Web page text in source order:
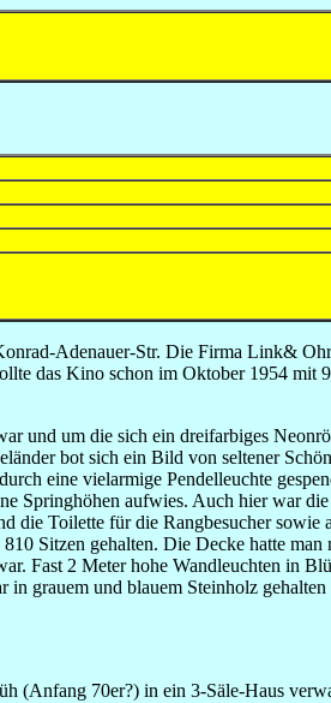
Adenauer-Str. Die Firma Link&
das Kino schon im Oktober 1954 mit
und um die sich ein dreifarbiges
bot sich ein Bild von seltener
eine vielarmige Pendelleuchte
Springhöhen aufwies. Auch hier war
die Toilette für die Rangbesucher sowie
Sitzen gehalten. Die Decke hatte
Fast 2 Meter hohe Wandleuchten in
grauem und blauem Steinholz
(Anfang 70er?) in ein 3-Säle-Haus